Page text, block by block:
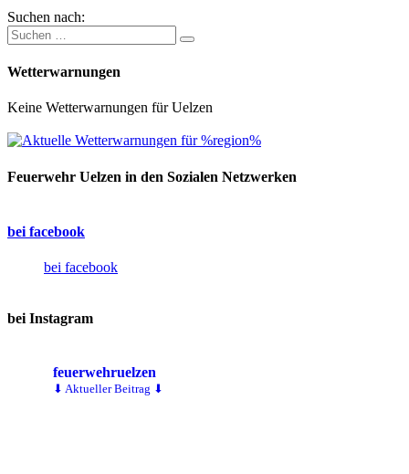
Suchen nach:
Wetterwarnungen
Keine Wetterwarnungen für Uelzen
Feuerwehr Uelzen in den Sozialen Netzwerken
bei facebook
bei facebook
bei Instagram
feuerwehruelzen
⬇ Aktueller Beitrag ⬇